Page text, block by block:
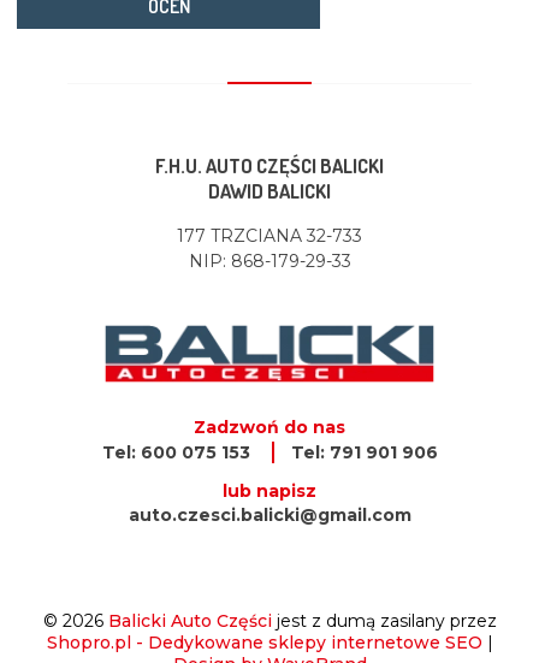
OCEŃ
F.H.U. AUTO CZĘŚCI BALICKI
DAWID BALICKI
177 TRZCIANA 32-733
NIP: 868-179-29-33
Zadzwoń do nas
Tel: 600 075 153
Tel: 791 901 906
lub napisz
auto.czesci.balicki@gmail.com
© 2026 Balicki Auto Częścijest z dumą zasilany przez
Shopro.pl - Dedykowane sklepy internetowe SEO